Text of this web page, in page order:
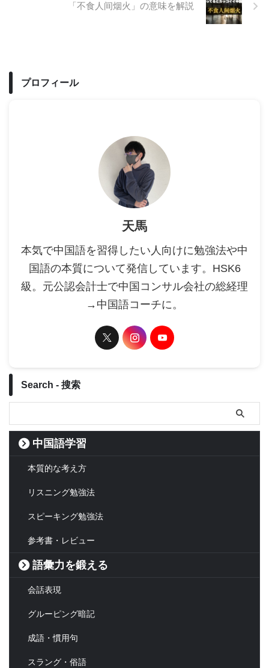
「不食人间烟火」の意味を解説
プロフィール
天馬
本気で中国語を習得したい人向けに勉強法や中
国語の本質について発信しています。HSK6
級。元公認会計士で中国コンサル会社の総経理
→中国語コーチに。
Search - 搜索
中国語学習
本質的な考え方
リスニング勉強法
スピーキング勉強法
参考書・レビュー
語彙力を鍛える
会話表現
グルーピング暗記
成語・慣用句
スラング・俗語